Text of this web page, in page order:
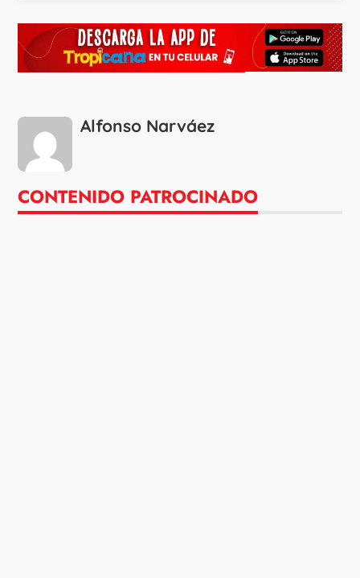
Alfonso Narváez
CONTENIDO PATROCINADO